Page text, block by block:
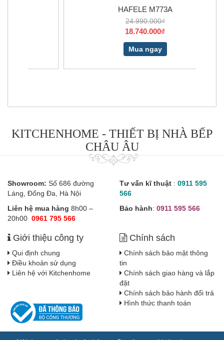
HAFELE M773A
24.990.000₫
18.740.000₫
KITCHENHOME - THIẾT BỊ NHÀ BẾP
CHÂU ÂU
Showroom: Số 686 đường
Láng, Đống Đa, Hà Nội
Liên hệ mua hàng 8h00 –
20h00 0961 795 566
Tư vấn kĩ thuật : 0911 595
566
Bảo hành: 0911 595 566
Giới thiệu công ty
Qui định chung
Điều khoản sử dụng
Liên hệ với Kitchenhome
Chính sách
Chính sách bảo mật thông
tin
Chính sách giao hàng và lắp
đặt
Chính sách bảo hành đổi trả
Hình thức thanh toán